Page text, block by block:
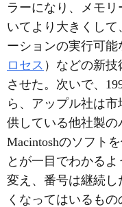
ラーになり、メモリ
いてより大きくして
ーションの実行可能
ロセス ）などの新
させた。次いで、
ら、アップル社は
供している他社製の
Macintoshのソフト
とが一目でわかるよ
変え、番号は継続し
くなってはいるも